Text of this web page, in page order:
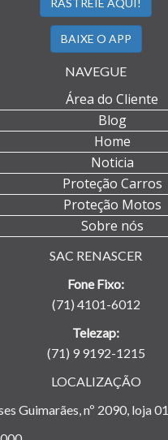
BAIXE O APP
NAVEGUE
Área do Cliente
Blog
Home
Noticia
Proteção Carros
Proteção Motos
Sobre nós
SAC RENASCER
Fone Fixo:
(71) 4101-6012
Telezap:
(71) 9 9192-1215
LOCALIZAÇÃO
Guimarães, nº 2090, loja 01,